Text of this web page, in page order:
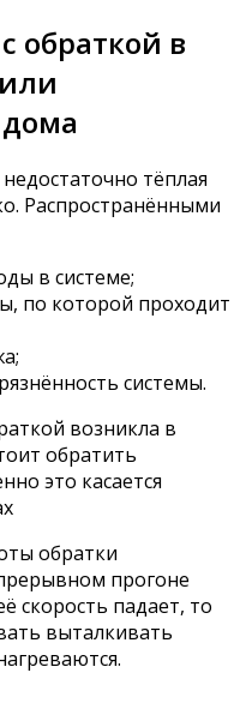
обраткой в
тёплая
Распространёнными
в системе;
по которой проходит
системы.
возникла в
обратить
это касается
обратки
прогоне
скорость падает, то
выталкивать